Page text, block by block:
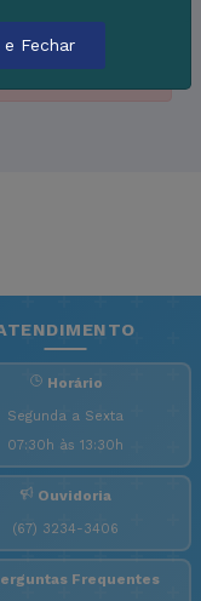
Horário
Segunda a Sexta
07:30h às 13:30h
Ouvidoria
(67) 3234-3406
Frequentes
Fechar